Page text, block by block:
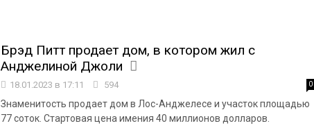
Брэд Питт продает дом, в котором жил с
Анджелиной Джоли
18.01.2023 в 17:11 594 0
Знаменитость продает дом в Лос-Анджелесе и участок площадью
77 соток. Стартовая цена имения 40 миллионов долларов.